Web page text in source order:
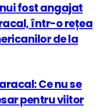
fost angajat
într-o rețea
de la
Ce nu se
pentru viitor